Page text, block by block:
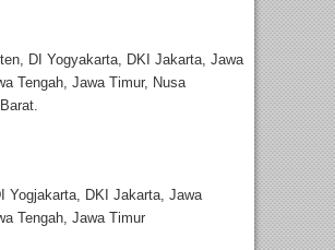
DI Yogyakarta, DKI Jakarta, Jawa
Tengah, Jawa Timur, Nusa
Yogjakarta, DKI Jakarta, Jawa
Tengah, Jawa Timur